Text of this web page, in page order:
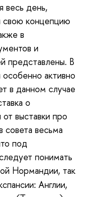
весь день,
свою концепцию
в
и
представлены. В
активно
в данном случае
о
выставки про
совета весьма
под
понимать
Нормандии, так
Англии,